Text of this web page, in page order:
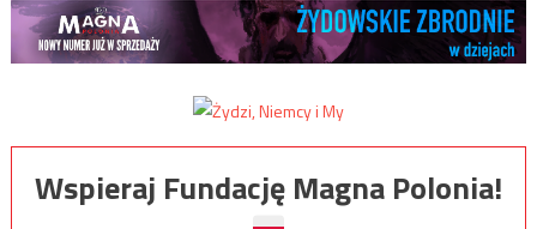
Wspieraj Fundację Magna Polonia!